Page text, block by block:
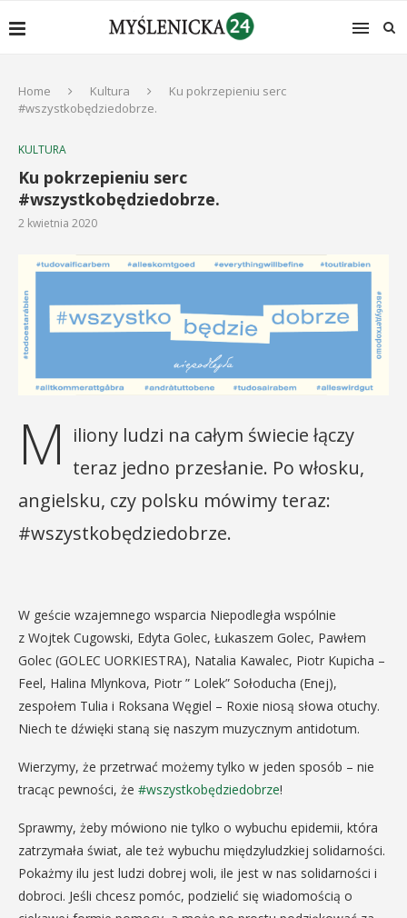
Home Kultura
Ku pokrzepieniu serc
#wszystkobędziedobrze.
KULTURA
Ku pokrzepieniu serc
#wszystkobędziedobrze.
2 kwietnia 2020
M iliony ludzi na całym świecie łączy
teraz jedno przesłanie. Po włosku,
angielsku, czy polsku mówimy teraz:
#wszystkobędziedobrze.
W geście wzajemnego wsparcia Niepodległa wspólnie
z Wojtek Cugowski, Edyta Golec, Łukaszem Golec, Pawłem
Golec (GOLEC UORKIESTRA), Natalia Kawalec, Piotr Kupicha –
Feel, Halina Mlynkova, Piotr ” Lolek” Sołoducha (Enej),
zespołem Tulia i Roksana Węgiel – Roxie niosą słowa otuchy.
Niech te dźwięki staną się naszym muzycznym antidotum.
Wierzymy, że przetrwać możemy tylko w jeden sposób – nie
tracąc pewności, że #wszystkobędziedobrze!
Sprawmy, żeby mówiono nie tylko o wybuchu epidemii, która
zatrzymała świat, ale też wybuchu międzyludzkiej solidarności.
Pokażmy ilu jest ludzi dobrej woli, ile jest w nas solidarności i
dobroci. Jeśli chcesz pomóc, podzielić się wiadomością o